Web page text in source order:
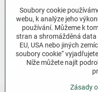
Chci se přihlásit k
Soubory cookie
webu, k analýze jeho
používání. Můžeme k
stran a shromážděná
EU, USA nebo jiných
soubory cookie“
Níže můžete najít
Zásady